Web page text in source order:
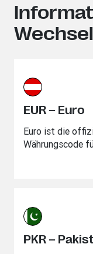
EUR – Euro
Euro ist die
Währungscode
PKR –